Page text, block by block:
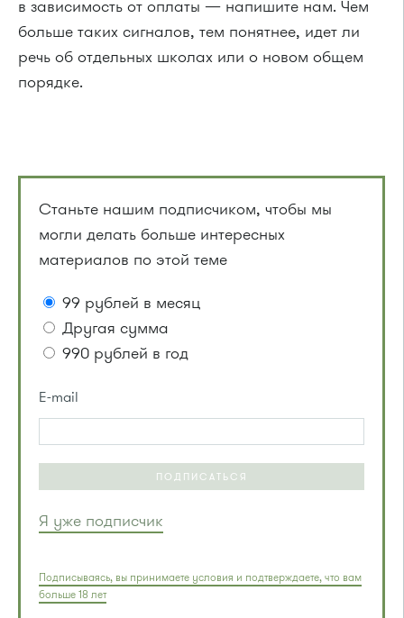
в зависимость от оплаты — напишите нам. Чем
больше таких сигналов, тем понятнее, идет ли
речь об отдельных школах или о новом общем
порядке.
Станьте нашим подписчиком, чтобы мы
могли делать больше интересных
материалов по этой теме
99 рублей в месяц
Другая сумма
990 рублей в год
E-mail
ПОДПИСАТЬСЯ
Я уже подписчик
Подписываясь, вы принимаете условия и подтверждаете, что вам
больше 18 лет